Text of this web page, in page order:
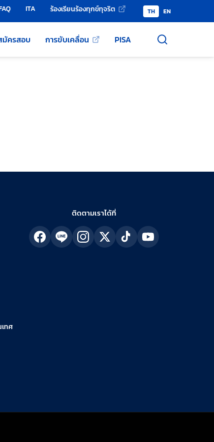
ITA ร้องเรียนร้องทุกข์ทุจริต TH EN
มัครสอบ การขับเคลื่อน PISA
ทศ
ติดตามเราได้ที่